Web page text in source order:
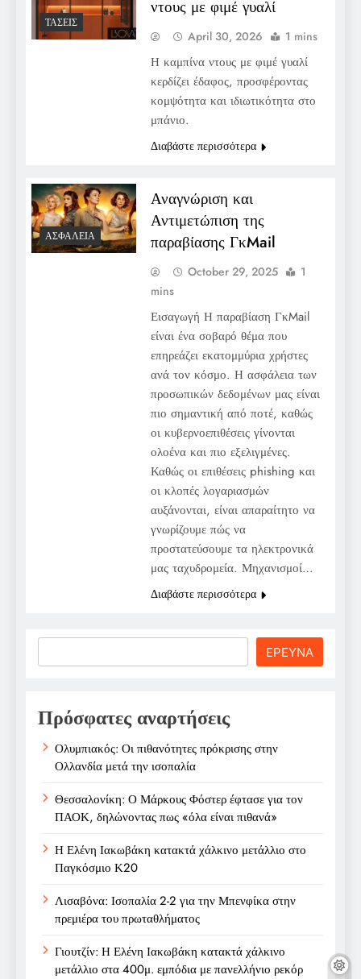
ΤΆΣΕΙΣ
ντους με φιμέ γυαλί
April 30, 2026 1 mins
Η καμπίνα ντους με φιμέ γυαλί
κερδίζει έδαφος, προσφέροντας
κομψότητα και ιδιωτικότητα στο
μπάνιο.
Διαβάστε περισσότερα
ΑΣΦΆΛΕΙΑ
Αναγνώριση και
Αντιμετώπιση της
παραβίασης ΓκMail
October 29, 2025
1
mins
Εισαγωγή Η παραβίαση ΓκMail
είναι ένα σοβαρό θέμα που
επηρεάζει εκατομμύρια χρήστες
ανά τον κόσμο. Η ασφάλεια των
προσωπικών δεδομένων μας είναι
πιο σημαντική από ποτέ, καθώς
οι κυβερνοεπιθέσεις γίνονται
ολοένα και πιο εξελιγμένες.
Καθώς οι επιθέσεις phishing και
οι κλοπές λογαριασμών
αυξάνονται, είναι απαραίτητο να
γνωρίζουμε πώς να
προστατεύσουμε τα ηλεκτρονικά
μας ταχυδρομεία. Μηχανισμοί…
Διαβάστε περισσότερα
ΕΡΕΥΝΑ
Πρόσφατες αναρτήσεις
Ολυμπιακός: Οι πιθανότητες πρόκρισης στην
Ολλανδία μετά την ισοπαλία
Θεσσαλονίκη: Ο Μάρκους Φόστερ έφτασε για τον
ΠΑΟΚ, δηλώνοντας πως «όλα είναι πιθανά»
Η Ελένη Ιακωβάκη κατακτά χάλκινο μετάλλιο στο
Παγκόσμιο Κ20
Λισαβόνα: Ισοπαλία 2-2 για την Μπενφίκα στην
πρεμιέρα του πρωταθλήματος
Γιουτζίν: Η Ελένη Ιακωβάκη κατακτά χάλκινο
μετάλλιο στα 400μ. εμπόδια με πανελλήνιο ρεκόρ